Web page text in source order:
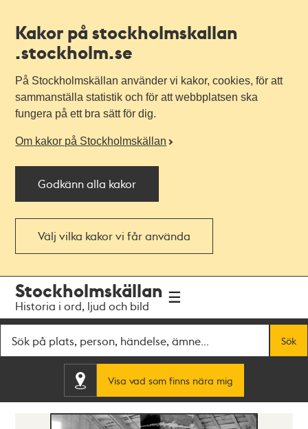
Kakor på stockholmskallan
.stockholm.se
På Stockholmskällan använder vi kakor, cookies, för att
sammanställa statistik och för att webbplatsen ska
fungera på ett bra sätt för dig.
Om kakor på Stockholmskällan
Godkänn alla kakor
Välj vilka kakor vi får använda
navigationen
huvudinnehållet
Stockholmskällan
Historia i ord, ljud och bild
Sök
Visa vad som finns nära mig